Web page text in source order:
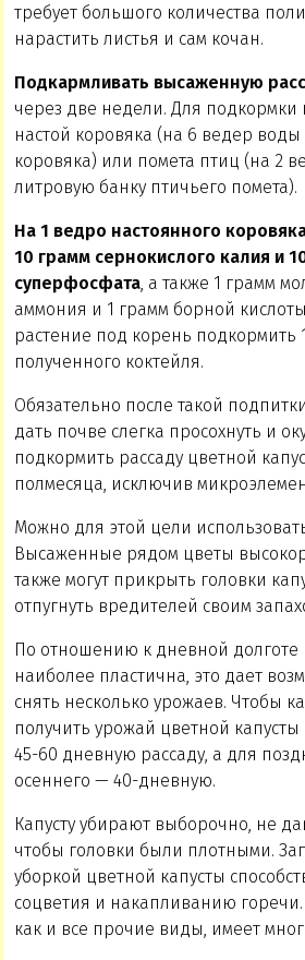
требует большого количества
нарастить листья и сам кочан.
Подкармливать высаженную
через две недели. Для подкормки
настой коровяка (на 6 ведер воды
коровяка) или помета птиц (на 2
литровую банку птичьего помета).
На 1 ведро настоянного
10 грамм сернокислого калия и
суперфосфата, а также 1 грамм
аммония и 1 грамм борной
растение под корень подкормить
полученного коктейля.
Обязательно после такой
дать почве слегка просохнуть и
подкормить рассаду цветной
полмесяца, исключив
Можно для этой цели
Высаженные рядом цветы
также могут прикрыть головки
отпугнуть вредителей своим
По отношению к дневной долготе
наиболее пластична, это дает
снять несколько урожаев. Чтобы
получить урожай цветной
45-60 дневную рассаду, а для
осеннего — 40-дневную.
Капусту убирают выборочно, не
чтобы головки были плотными.
уборкой цветной капусты
соцветия и накапливанию горечи.
как и все прочие виды, имеет